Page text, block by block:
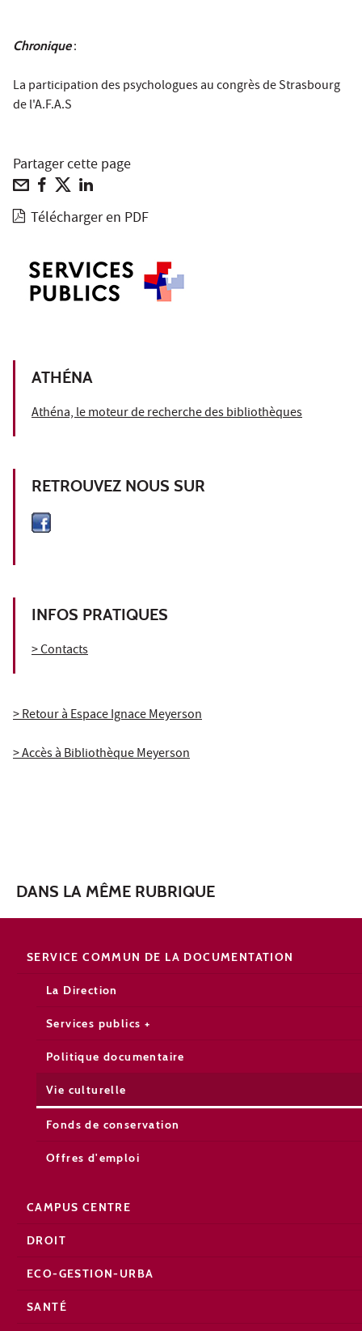
Chronique :
La participation des psychologues au congrès de Strasbourg
de l'A.F.A.S
Partager cette page
Télécharger en PDF
ATHÉNA
Athéna, le moteur de recherche des bibliothèques
RETROUVEZ NOUS SUR
INFOS PRATIQUES
> Contacts
> Retour à Espace Ignace Meyerson
> Accès à Bibliothèque Meyerson
DANS LA MÊME RUBRIQUE
SERVICE COMMUN DE LA DOCUMENTATION
La Direction
Services publics +
Politique documentaire
Vie culturelle
Fonds de conservation
Offres d'emploi
CAMPUS CENTRE
DROIT
ECO-GESTION-URBA
SANTÉ